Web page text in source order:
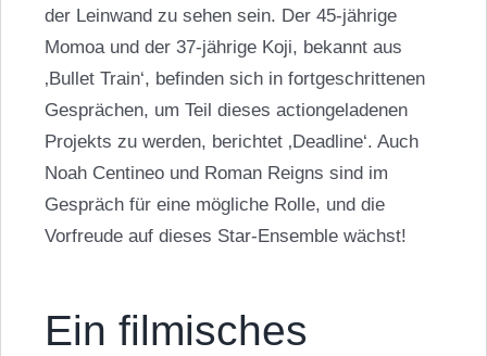
der Leinwand zu sehen sein. Der 45-jährige
Momoa und der 37-jährige Koji, bekannt aus
‚Bullet Train‘, befinden sich in fortgeschrittenen
Gesprächen, um Teil dieses actiongeladenen
Projekts zu werden, berichtet ‚Deadline‘. Auch
Noah Centineo und Roman Reigns sind im
Gespräch für eine mögliche Rolle, und die
Vorfreude auf dieses Star-Ensemble wächst!
Ein filmisches